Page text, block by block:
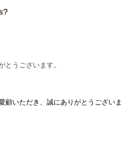
とうございます。
顧いただき、誠にありがとうございま